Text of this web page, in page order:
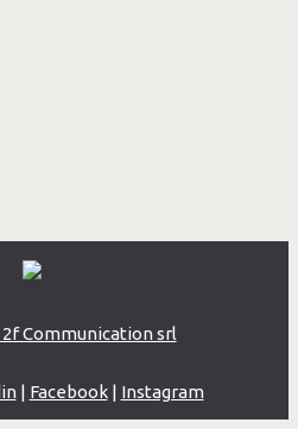
Communication srl
| Facebook| Instagram